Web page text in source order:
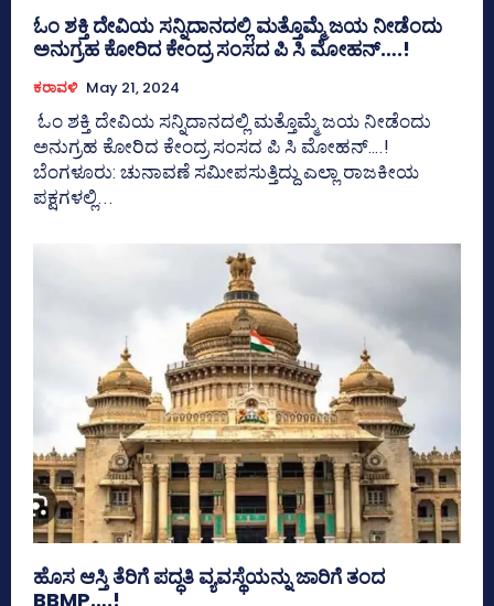
ಓಂ ಶಕ್ತಿ ದೇವಿಯ ಸನ್ನಿದಾನದಲ್ಲಿ ಮತ್ತೊಮ್ಮೆ ಜಯ ನೀಡೆಂದು
ಅನುಗ್ರಹ ಕೋರಿದ ಕೇಂದ್ರ ಸಂಸದ ಪಿ ಸಿ ಮೋಹನ್….!
ಕರಾವಳಿ May 21, 2024
ಓಂ ಶಕ್ತಿ ದೇವಿಯ ಸನ್ನಿದಾನದಲ್ಲಿ ಮತ್ತೊಮ್ಮೆ ಜಯ ನೀಡೆಂದು
ಅನುಗ್ರಹ ಕೋರಿದ ಕೇಂದ್ರ ಸಂಸದ ಪಿ ಸಿ ಮೋಹನ್….!
ಬೆಂಗಳೂರು: ಚುನಾವಣೆ ಸಮೀಪಸುತ್ತಿದ್ದು ಎಲ್ಲಾ ರಾಜಕೀಯ
ಪಕ್ಷಗಳಲ್ಲಿ...
ಹೊಸ ಆಸ್ತಿ ತೆರಿಗೆ ಪದ್ಧತಿ ವ್ಯವಸ್ಥೆಯನ್ನು ಜಾರಿಗೆ ತಂದ
BBMP….!